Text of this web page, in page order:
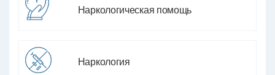
Наркологическая помощь
Наркология